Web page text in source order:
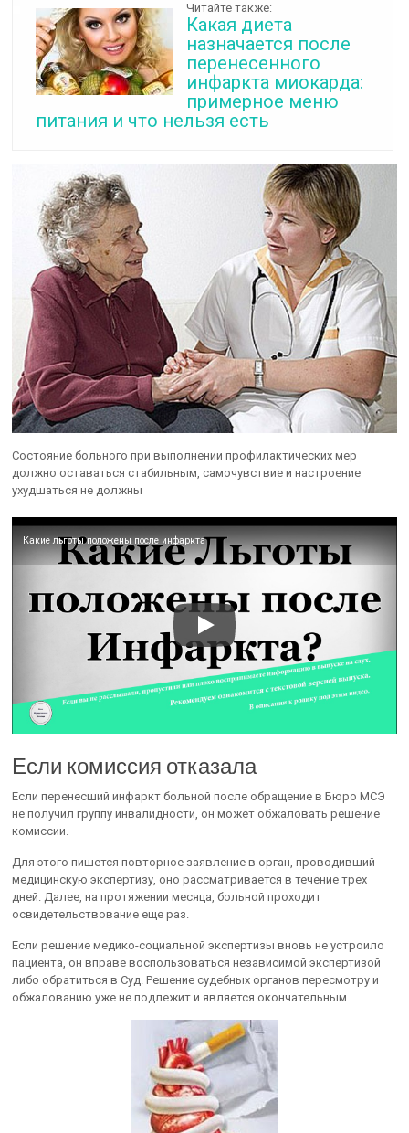
Читайте также:
Какая диета
назначается после
перенесенного
инфаркта миокарда:
примерное меню
питания и что нельзя есть
Состояние больного при выполнении профилактических мер
должно оставаться стабильным, самочувствие и настроение
ухудшаться не должны
Какие льготы положены после инфаркта
Если комиссия отказала
Если перенесший инфаркт больной после обращение в Бюро МСЭ
не получил группу инвалидности, он может обжаловать решение
комиссии.
Для этого пишется повторное заявление в орган, проводивший
медицинскую экспертизу, оно рассматривается в течение трех
дней. Далее, на протяжении месяца, больной проходит
освидетельствование еще раз.
Если решение медико-социальной экспертизы вновь не устроило
пациента, он вправе воспользоваться независимой экспертизой
либо обратиться в Суд. Решение судебных органов пересмотру и
обжалованию уже не подлежит и является окончательным.